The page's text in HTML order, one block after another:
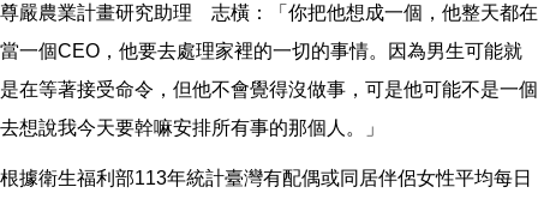
尊嚴農業計畫研究助理 志橫：「你把他想成一個，他整天都在
當一個CEO，他要去處理家裡的一切的事情。因為男生可能就
是在等著接受命令，但他不會覺得沒做事，可是他可能不是一個
去想說我今天要幹嘛安排所有事的那個人。」
根據衛生福利部113年統計臺灣有配偶或同居伴侶女性平均每日